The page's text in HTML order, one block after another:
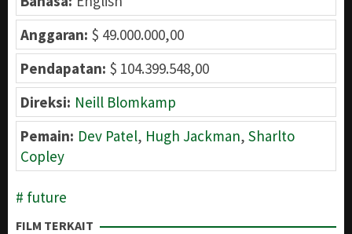
Anggaran: $ 49.000.000,00
Pendapatan: $ 104.399.548,00
Direksi: Neill Blomkamp
Pemain: Dev Patel, Hugh Jackman, Sharlto
Copley
future
FILM TERKAIT